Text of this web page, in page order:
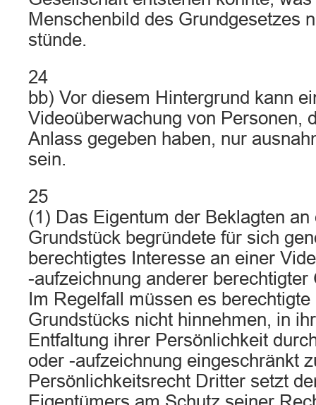
Menschenbild des Grundgesetzes
stünde.
24
bb) Vor diesem Hintergrund kann
Videoüberwachung von Personen,
Anlass gegeben haben, nur
sein.
25
(1) Das Eigentum der Beklagten
Grundstück begründete für sich
berechtigtes Interesse an einer
-aufzeichnung anderer berechtigter
Im Regelfall müssen es
Grundstücks nicht hinnehmen, in
Entfaltung ihrer Persönlichkeit
oder -aufzeichnung eingeschränkt
Persönlichkeitsrecht Dritter setzt